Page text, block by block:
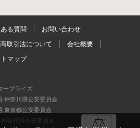
ある質問 お問い合わせ
取引法について 会社概要
マップ
ープライズ
神奈川県公安委員会
東京都公安委員会
奈川県公安委員会